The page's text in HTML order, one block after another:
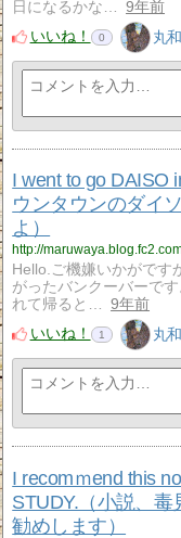
日になるかな…
9年前
いいね！
0 丸
I went to go DAISO
ウンタウンのダイ
よ）
http://
Hello.ご機嫌いかがです
がったバンクーバーで
れて帰ると…
9年前
いいね！
1 丸
I recomｍend this
STUDY.（小説、
勧めします）